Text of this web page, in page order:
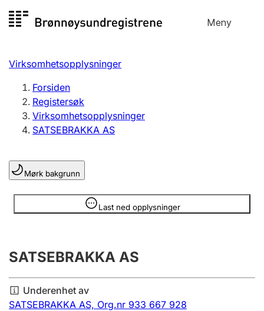
til
Meny
Registersøk
Aksjeselskap
Enkeltpersonforetak
Registrere, endre, slette
Lag og forening
Registrere, endre, slette
Årsregnskap
Innsending og forsinkelsesgebyr
Virksomhetsopplysninger
Forsiden
Registersøk
Virksomhetsopplysninger
SATSEBRAKKA AS
Mørk bakgrunn
Last ned opplysninger
Opplysninger er skjult
SATSEBRAKKA AS
Underenhet av
SATSEBRAKKA AS, Org.nr 933 667 928